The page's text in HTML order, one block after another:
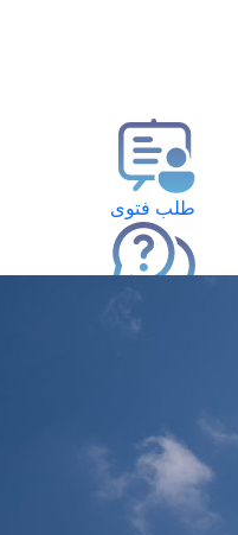
طلب فتوى